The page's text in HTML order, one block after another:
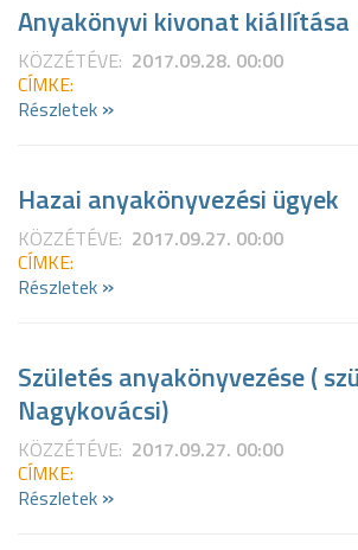
Anyakönyvi kivonat kiállítása
KÖZZÉTÉVE: 2017.09.28. 00:00
CÍMKE:
Részletek »
Hazai anyakönyvezési ügyek
KÖZZÉTÉVE: 2017.09.27. 00:00
CÍMKE:
Részletek »
Születés anyakönyvezése (
Nagykovácsi)
KÖZZÉTÉVE: 2017.09.27. 00:00
CÍMKE:
Részletek »